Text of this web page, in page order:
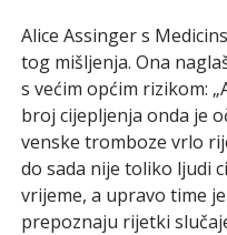
Alice Assinger s
tog mišljenja. Ona
s većim općim rizikom:
broj cijepljenja onda je
venske tromboze vrlo
do sada nije toliko ljudi
vrijeme, a upravo time
prepoznaju rijetki